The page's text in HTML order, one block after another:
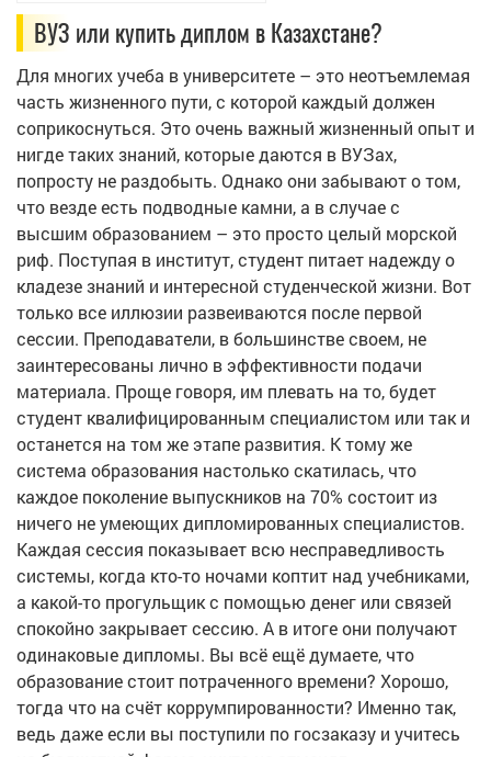
ВУЗ или купить диплом в Казахстане?
Для многих учеба в университете – это неотъемлемая
часть жизненного пути, с которой каждый должен
соприкоснуться. Это очень важный жизненный опыт и
нигде таких знаний, которые даются в ВУЗах,
попросту не раздобыть. Однако они забывают о том,
что везде есть подводные камни, а в случае с
высшим образованием – это просто целый морской
риф. Поступая в институт, студент питает надежду о
кладезе знаний и интересной студенческой жизни. Вот
только все иллюзии развеиваются после первой
сессии. Преподаватели, в большинстве своем, не
заинтересованы лично в эффективности подачи
материала. Проще говоря, им плевать на то, будет
студент квалифицированным специалистом или так и
останется на том же этапе развития. К тому же
система образования настолько скатилась, что
каждое поколение выпускников на 70% состоит из
ничего не умеющих дипломированных специалистов.
Каждая сессия показывает всю несправедливость
системы, когда кто-то ночами коптит над учебниками,
а какой-то прогульщик с помощью денег или связей
спокойно закрывает сессию. А в итоге они получают
одинаковые дипломы. Вы всё ещё думаете, что
образование стоит потраченного времени? Хорошо,
тогда что на счёт коррумпированности? Именно так,
ведь даже если вы поступили по госзаказу и учитесь